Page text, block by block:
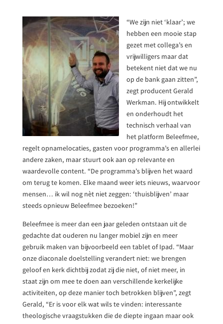
“We zijn niet ‘klaar’; we
hebben een mooie stap
gezet met collega’s en
vrijwilligers maar dat
betekent niet dat we nu
op de bank gaan zitten”,
zegt producent Gerald
Werkman. Hij ontwikkelt
en onderhoudt het
technisch verhaal van
het platform Beleefmee,
regelt opnamelocaties, gasten voor programma’s en allerlei
andere zaken, maar stuurt ook aan op relevante en
waardevolle content. “De programma’s blijven het waard
om terug te komen. Elke maand weer iets nieuws, waarvoor
mensen… ik wil nog nèt niet zeggen: ‘thuisblijven’ maar
steeds opnieuw Beleefmee bezoeken!”
Beleefmee is meer dan een jaar geleden ontstaan uit de
gedachte dat ouderen nu langer mobiel zijn en meer
gebruik maken van bijvoorbeeld een tablet of Ipad. “Maar
onze diaconale doelstelling verandert niet: we brengen
geloof en kerk dichtbij zodat zij die niet, of niet meer, in
staat zijn om mee te doen aan verschillende kerkelijke
activiteiten, op deze manier toch betrokken blijven”, zegt
Gerald, “Er is voor elk wat wils te vinden: interessante
theologische vraagstukken die de diepte ingaan maar ook